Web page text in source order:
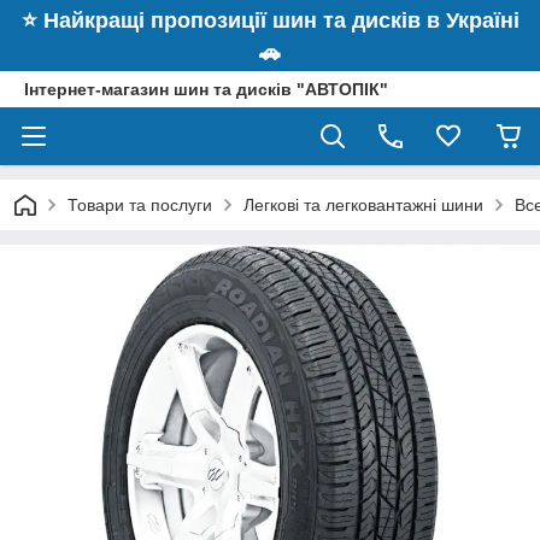
⭐️ Найкращі пропозиції шин та дисків в Україні
🚗
Інтернет-магазин шин та дисків "АВТОПІК"
Товари та послуги Легкові та легковантажні шини